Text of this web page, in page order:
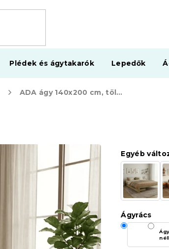
Plédek és ágytakarók Lepedők
ADA ágy 140x200 cm, tölgyfa
Egyéb
Ágyrács